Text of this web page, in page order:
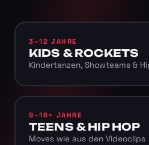
3–12 JAHRE
KIDS & ROCKETS
Kindertanzen, Showteams &
9–16+ JAHRE
TEENS & HIP HOP
Moves wie aus den Videoclips